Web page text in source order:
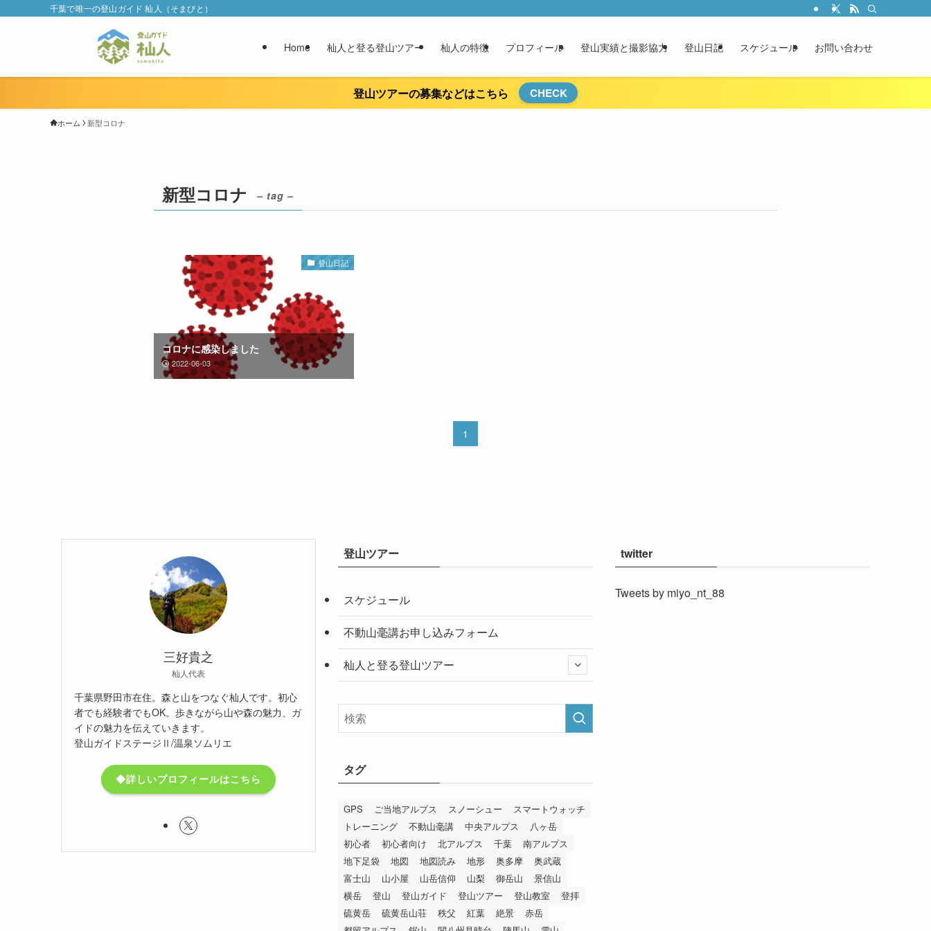
千葉で唯一の登山ガイド 杣人（そまびと）
Home 杣人と登る登山ツアー 杣人の特徴 プロフィール 登山実績と撮影協力 登山日記 スケジュール お問い合わせ
登山ツアーの募集などはこちら CHECK
ホーム 新型コロナ
新型コロナ – tag –
登山日記
コロナに感染しました
2022-06-03
1
三好貴之
杣人代表
千葉県野田市在住。森と山をつなぐ杣人です。初心
者でも経験者でもOK。歩きながら山や森の魅力、ガ
イドの魅力を伝えていきます。
登山ガイドステージⅡ/温泉ソムリエ
◆詳しいプロフィールはこちら
登山ツアー
スケジュール
不動山毫講お申し込みフォーム
杣人と登る登山ツアー
タグ
GPS ご当地アルプス スノーシュー
スマートウォッチ
トレーニング
不動山毫講 中央アルプス
八ヶ岳
初心者
初心者向け 北アルプス 千葉
南アルプス
地下足袋
地図 地図読み 地形 奥多摩
奥武蔵
富士山
山小屋 山岳信仰 山梨 御岳山
景信山
横岳
登山 登山ガイド 登山ツアー 登山教室
登拝
硫黄岳
硫黄岳山荘 秩父 紅葉 絶景
赤岳
twitter
Tweets by miyo_nt_88